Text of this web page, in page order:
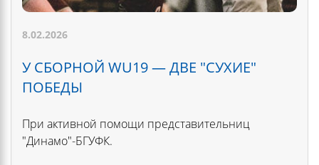
8.02.2026
У СБОРНОЙ WU19 — ДВЕ "СУХИЕ"
ПОБЕДЫ
При активной помощи представительниц
"Динамо"-БГУФК.